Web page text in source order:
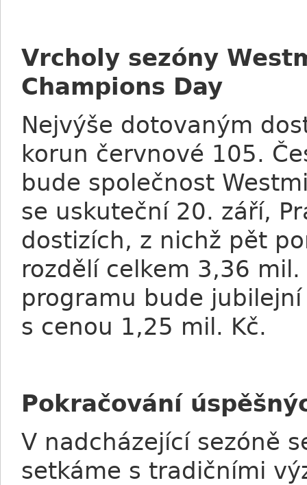
Vrcholy sezóny
Champions Day
Nejvýše dotovaným
korun červnové 105.
bude společnost
se uskuteční 20. září,
dostizích, z nichž pět
rozdělí celkem 3,36
programu bude
s cenou 1,25 mil. Kč.
Pokračování
V nadcházející sezóně
setkáme s tradičními